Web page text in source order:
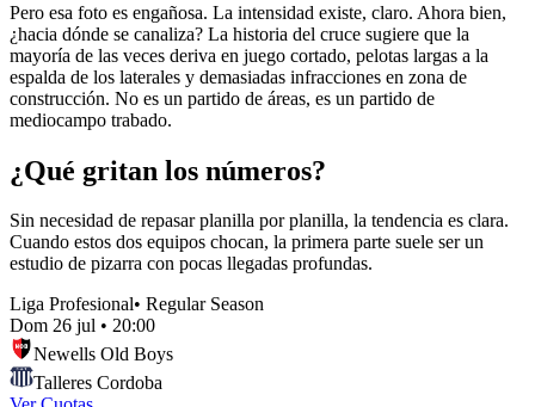
Pero esa foto es engañosa. La intensidad existe, claro. Ahora bien,
¿hacia dónde se canaliza? La historia del cruce sugiere que la
mayoría de las veces deriva en juego cortado, pelotas largas a la
espalda de los laterales y demasiadas infracciones en zona de
construcción. No es un partido de áreas, es un partido de
mediocampo trabado.
¿Qué gritan los números?
Sin necesidad de repasar planilla por planilla, la tendencia es clara.
Cuando estos dos equipos chocan, la primera parte suele ser un
estudio de pizarra con pocas llegadas profundas.
Liga Profesional• Regular Season
Dom 26 jul • 20:00
Newells Old Boys
Talleres Cordoba